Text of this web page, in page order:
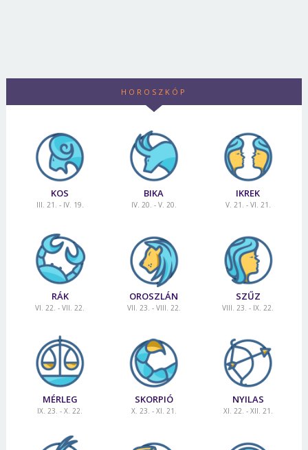
HOROSZKÓP
KOS
III. 21. - IV. 19.
BIKA
IV. 20. - V. 20.
IKREK
V. 21. - VI. 21.
RÁK
VI. 22. - VII. 22.
OROSZLÁN
VII. 23. - VIII. 22.
SZŰZ
VIII. 23. - IX. 22.
MÉRLEG
IX. 23. - X. 22.
SKORPIÓ
X. 23. - XI. 21.
NYILAS
XI. 22. - XII. 21.